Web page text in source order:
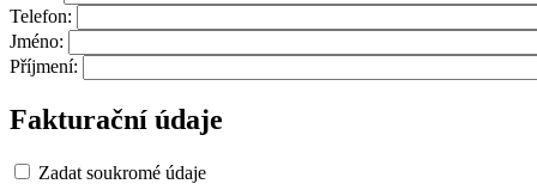
Telefon:
Jméno:
Příjmení:
Fakturační údaje
Zadat soukromé údaje